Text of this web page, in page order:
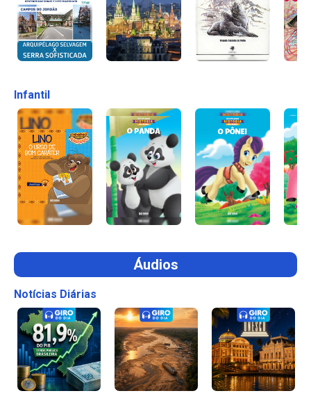
Infantil
Áudios
Notícias Diárias